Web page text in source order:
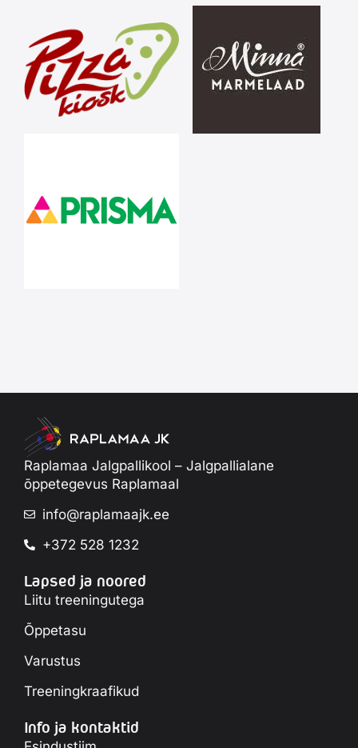
Raplamaa Jalgpallikool – Jalgpallialane
õppetegevus Raplamaal
info@raplamaajk.ee
+372 528 1232
Lapsed ja noored
Liitu treeningutega
Õppetasu
Varustus
Treeningkraafikud
Info ja kontaktid